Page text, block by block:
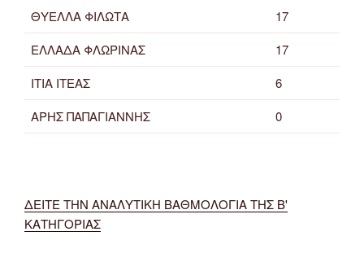
ΘΥΕΛΛΑ ΦΙΛΩΤΑ
17
ΕΛΛΑΔΑ ΦΛΩΡΙΝΑΣ
17
ΙΤΙΑ ΙΤΕΑΣ
6
ΑΡΗΣ ΠΑΠΑΓΙΑΝΝΗΣ
0
ΔΕΙΤΕ ΤΗΝ ΑΝΑΛΥΤΙΚΗ ΒΑΘΜΟΛΟΓΙΑ ΤΗΣ Β'
ΚΑΤΗΓΟΡΙΑΣ